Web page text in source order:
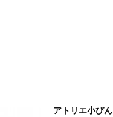
アトリエ小びん